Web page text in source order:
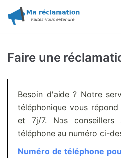
Aller
contenu
Faire une
Besoin d'aide ? Notre
téléphonique vous
et 7j/7. Nos conseillers
téléphone au numéro ci-
Numéro de téléphone